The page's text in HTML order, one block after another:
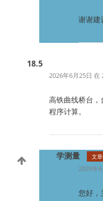
谢谢建
18.5
2026年6月25日 在
高铁曲线桥台
程序计算。
学测量 文
2026年
您好，